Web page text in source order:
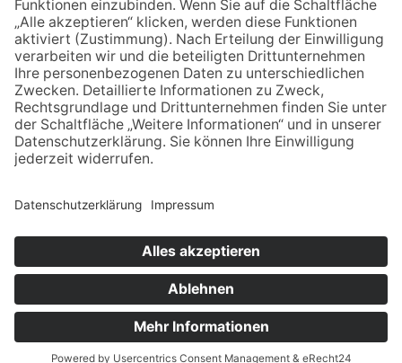
LWL
978-8053-3932-2
Bronzezeit in
Westfalen,
3500 Jahren
© Stadtmuseum Ibbenbüren –Impressum–
Datenschutz